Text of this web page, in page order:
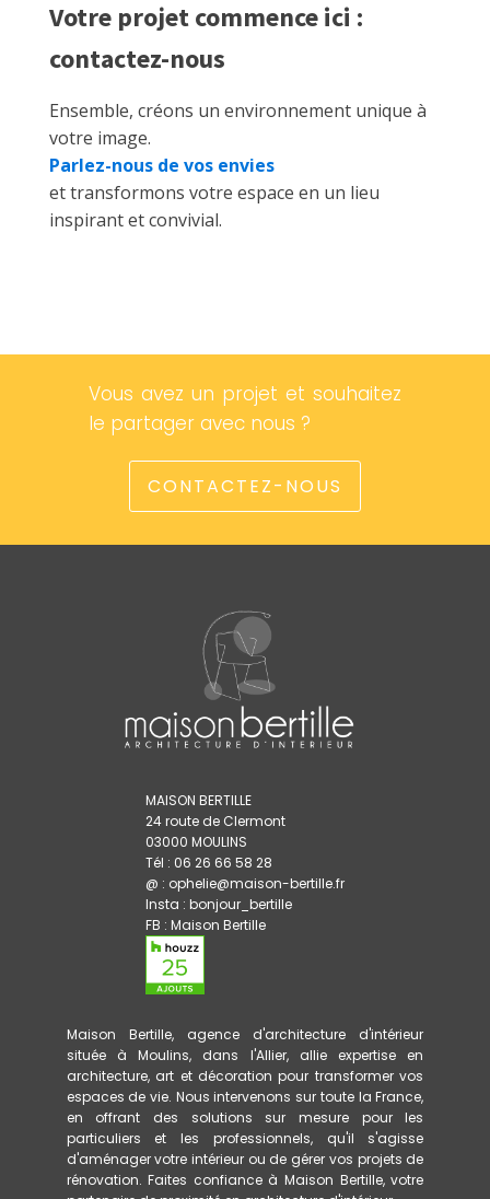
Votre projet commence ici :
contactez-nous
Ensemble, créons un environnement unique à
votre image.
Parlez-nous de vos envies
et transformons votre espace en un lieu
inspirant et convivial.
Vous avez un projet et souhaitez
le partager avec nous ?
CONTACTEZ-NOUS
MAISON BERTILLE
24 route de Clermont
03000 MOULINS
Tél : 06 26 66 58 28
@ : ophelie@maison-bertille.fr
Insta : bonjour_bertille
FB : Maison Bertille
Maison Bertille, agence d'architecture d'intérieur
située à Moulins, dans l'Allier, allie expertise en
architecture, art et décoration pour transformer vos
espaces de vie. Nous intervenons sur toute la France,
en offrant des solutions sur mesure pour les
particuliers et les professionnels, qu'il s'agisse
d'aménager votre intérieur ou de gérer vos projets de
rénovation. Faites confiance à Maison Bertille, votre